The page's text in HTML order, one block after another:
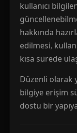
kullanıcı
hakkında
edilmesi,
kısa sürede
Düzenli olarak
bilgiye erişim
dostu bir